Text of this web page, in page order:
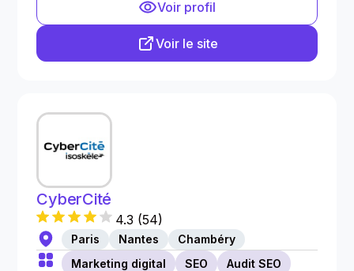
Voir profil
Voir le site
CyberCité
4.3 (54)
Paris Nantes
Chambéry
Marketing digital
SEO
Audit SEO